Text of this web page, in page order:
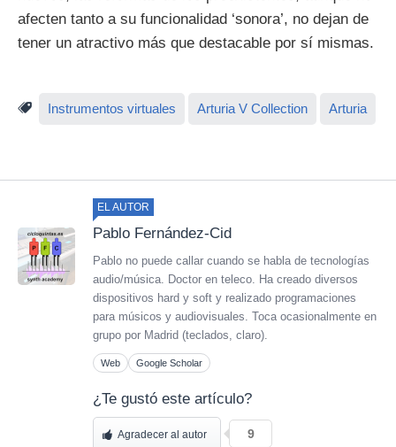
afecten tanto a su funcionalidad ‘sonora’, no dejan de
tener un atractivo más que destacable por sí mismas.
Instrumentos virtuales Arturia V Collection Arturia
EL AUTOR
Pablo Fernández-Cid
Pablo no puede callar cuando se habla de tecnologías
audio/música. Doctor en teleco. Ha creado diversos
dispositivos hard y soft y realizado programaciones
para músicos y audiovisuales. Toca ocasionalmente en
grupo por Madrid (teclados, claro).
Web Google Scholar
¿Te gustó este artículo?
Agradecer al autor 9